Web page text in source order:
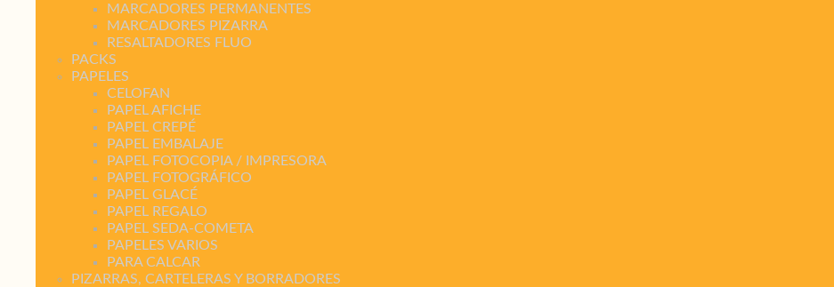
MARCADORES PERMANENTES
MARCADORES PIZARRA
RESALTADORES FLUO
PACKS
PAPELES
CELOFAN
PAPEL AFICHE
PAPEL CREPÉ
PAPEL EMBALAJE
PAPEL FOTOCOPIA / IMPRESORA
PAPEL FOTOGRÁFICO
PAPEL GLACÉ
PAPEL REGALO
PAPEL SEDA-COMETA
PAPELES VARIOS
PARA CALCAR
PIZARRAS, CARTELERAS Y BORRADORES